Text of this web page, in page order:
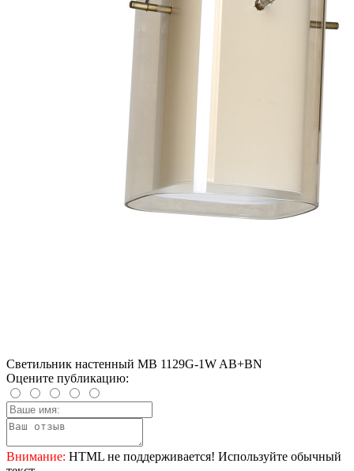
Светильник настенный MB 1129G-1W AB+BN
Оцените публикацию:
Внимание: HTML не поддерживается! Используйте обычный